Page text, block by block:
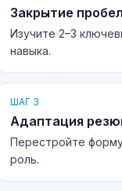
Закрытие
Изучите 2–3
навыка.
ШАГ 3
Адаптация
Перестройте
роль.